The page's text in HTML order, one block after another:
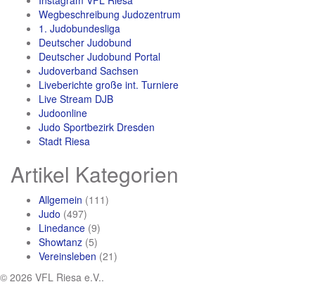
Wegbeschreibung Judozentrum
1. Judobundesliga
Deutscher Judobund
Deutscher Judobund Portal
Judoverband Sachsen
Liveberichte große int. Turniere
Live Stream DJB
Judoonline
Judo Sportbezirk Dresden
Stadt Riesa
Artikel Kategorien
Allgemein (111)
Judo (497)
Linedance (9)
Showtanz (5)
Vereinsleben (21)
© 2026 VFL Riesa e.V..